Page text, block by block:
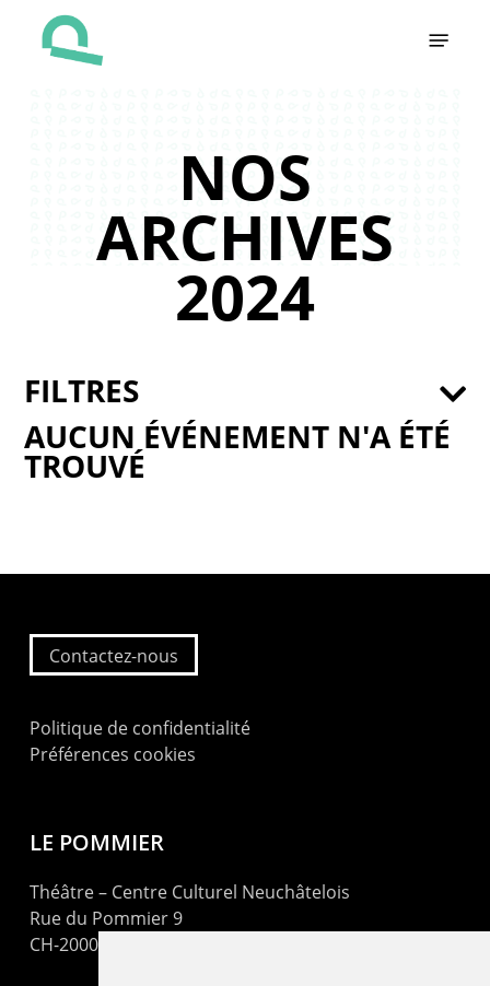
NOS
ARCHIVES
2024
AUCUN ÉVÉNEMENT N'A ÉTÉ
TROUVÉ
FILTRES
Contactez-nous
Politique de confidentialité
Préférences cookies
LE POMMIER
Théâtre – Centre Culturel Neuchâtelois
Rue du Pommier 9
CH-2000 Neuchâtel